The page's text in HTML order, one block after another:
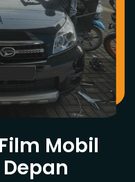
Mobil
Depan